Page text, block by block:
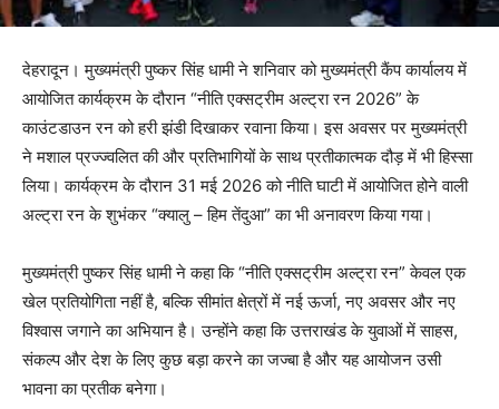
देहरादून। मुख्यमंत्री पुष्कर सिंह धामी ने शनिवार को मुख्यमंत्री कैंप कार्यालय में
आयोजित कार्यक्रम के दौरान “नीति एक्सट्रीम अल्ट्रा रन 2026” के
काउंटडाउन रन को हरी झंडी दिखाकर रवाना किया। इस अवसर पर मुख्यमंत्री
ने मशाल प्रज्ज्वलित की और प्रतिभागियों के साथ प्रतीकात्मक दौड़ में भी हिस्सा
लिया। कार्यक्रम के दौरान 31 मई 2026 को नीति घाटी में आयोजित होने वाली
अल्ट्रा रन के शुभंकर “क्यालु – हिम तेंदुआ” का भी अनावरण किया गया।
मुख्यमंत्री पुष्कर सिंह धामी ने कहा कि “नीति एक्सट्रीम अल्ट्रा रन” केवल एक
खेल प्रतियोगिता नहीं है, बल्कि सीमांत क्षेत्रों में नई ऊर्जा, नए अवसर और नए
विश्वास जगाने का अभियान है। उन्होंने कहा कि उत्तराखंड के युवाओं में साहस,
संकल्प और देश के लिए कुछ बड़ा करने का जज्बा है और यह आयोजन उसी
भावना का प्रतीक बनेगा।